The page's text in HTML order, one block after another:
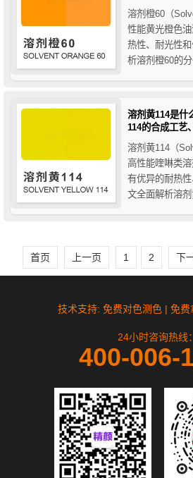
溶剂橙60（
性能黄光橙色
热性、耐光性
析溶剂橙60的
决方案。
溶剂黄114是
114的合成工艺
溶剂黄114（
高性能喹啉类
有优异的耐热
文全面解析溶剂
纶）染色、油
首页 上一页 1 2 下
技术支持: 免费对色测色 | 免费
24小时咨询热线：
400-006-